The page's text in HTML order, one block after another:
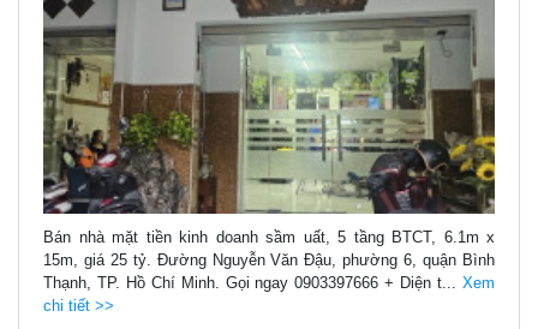
Bán nhà mặt tiền kinh doanh sầm uất, 5 tầng BTCT, 6.1m x
15m, giá 25 tỷ. Đường Nguyễn Văn Đậu, phường 6, quận Bình
Thạnh, TP. Hồ Chí Minh. Gọi ngay 0903397666 + Diện t... Xem
chi tiết >>